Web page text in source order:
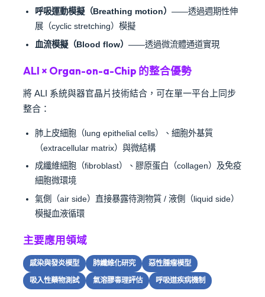
呼吸運動模擬（Breathing motion） ——透過週期性伸
展（cyclic stretching）模擬
血流模擬（Blood flow） ——透過微流體通道實現
ALI × Organ-on-a-Chip 的整合優勢
將 ALI 系統與器官晶片技術結合，可在單一平台上同步
整合：
肺上皮細胞（lung epithelial cells）、細胞外基質
（extracellular matrix）與微結構
成纖維細胞（fibroblast）、膠原蛋白（collagen）及免疫
細胞微環境
氣側（air side）直接暴露待測物質 / 液側（liquid side）
模擬血液循環
主要應用領域
感染與發炎模型 肺纖維化研究 惡性腫瘤模型
吸入性藥物測試 氣溶膠毒理評估 呼吸道疾病機制